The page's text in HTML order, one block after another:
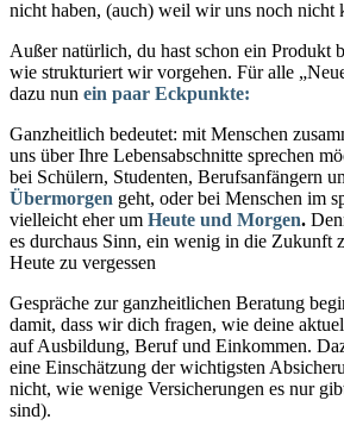
nicht haben, (auch) weil wir uns noch nicht
Außer natürlich, du hast schon ein Produkt
wie strukturiert wir vorgehen. Für alle
dazu nun ein paar Eckpunkte:
Ganzheitlich bedeutet: mit Menschen
uns über Ihre Lebensabschnitte sprechen
bei Schülern, Studenten, Berufsanfängern
Übermorgen geht, oder bei Menschen im
vielleicht eher um Heute und Morgen.
es durchaus Sinn, ein wenig in die Zukunft
Heute zu vergessen
Gespräche zur ganzheitlichen Beratung
damit, dass wir dich fragen, wie deine
auf Ausbildung, Beruf und Einkommen.
eine Einschätzung der wichtigsten
nicht, wie wenige Versicherungen es nur
sind).